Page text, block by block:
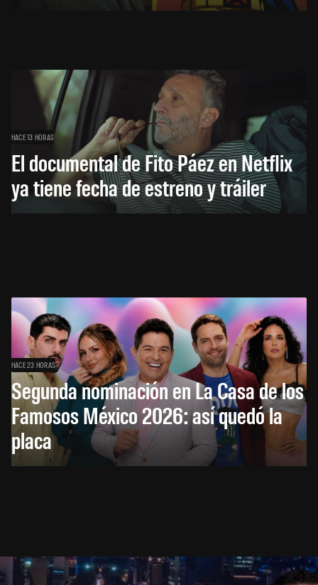
HACE 13 HORAS
El documental de Fito Páez en Netflix
ya tiene fecha de estreno y tráiler
HACE 23 HORAS
Segunda nominación en La Casa de los
Famosos México 2026: así quedó la
placa